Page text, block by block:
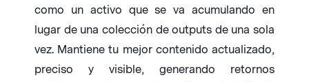
como un activo que se va acumulando en
lugar de una colección de outputs de una sola
vez. Mantiene tu mejor contenido actualizado,
preciso y visible, generando retornos